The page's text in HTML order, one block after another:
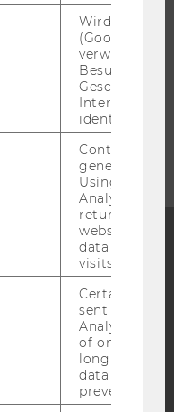
Blog
Bluesky
Wird von
(Google Tag
verwendet,
Besucher
Geschlecht
Interessen zu
identifizieren.
Contains a
generated
Using this
Analytics can
returning
website and
data from
visits.
Certain data
sent to
Analytics a
of once per
long as it is
data
prevented.